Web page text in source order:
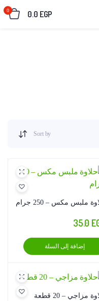
0.0 EGP
0
Sort by
ملبس مكس – 250 جرام
35.0
إضافة إلى السلة
مزاجي – 20 قطعة